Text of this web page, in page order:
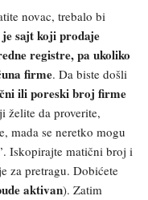
novac, trebalo bi
sajt koji prodaje
registre, pa ukoliko
firme. Da biste došli
ili poreski broj firme
želite da proverite,
mada se neretko mogu
Iskopirajte matični broj i
za pretragu. Dobićete
aktivan). Zatim